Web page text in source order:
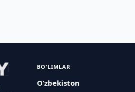
BO'LIMLAR
O‘zbekiston